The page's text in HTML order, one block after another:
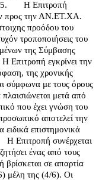
Η Επιτροπή
προς την ΑΝ.ΕΤ.ΧΑ.
προόδου του
τροποποιήσεις του
της Σύμβασης
Η Επιτροπή εγκρίνει την
της χρονικής
σύμφωνα με τους όρους
μετά από
που έχει γνώση του
αποτελεί την
επιστημονικά
Η Επιτροπή συνέρχεται
ένας από τους
βρίσκεται σε απαρτία
μέλη της (4/6). Οι